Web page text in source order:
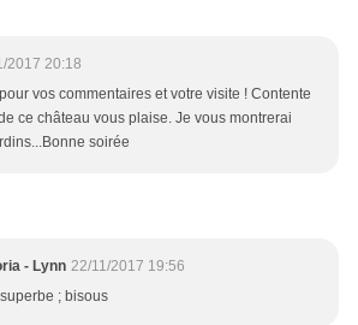
2017 20:18
vos commentaires et votre visite ! Contente
ce château vous plaise. Je vous montrerai
soirée
- Lynn 22/11/2017 19:56
; bisous